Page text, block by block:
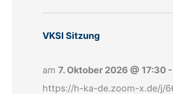
VKSI Sitzung
am 7. Oktober 2026 @ 17:30-
https://h-ka-de.zoom-x.de/j/
n
g
e
w